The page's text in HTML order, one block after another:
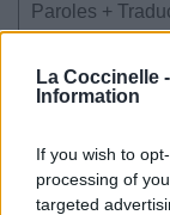
La Coccinelle -
Information
If you wish to
processing of
targeted
Paroles +
Voir la
What
Up)»